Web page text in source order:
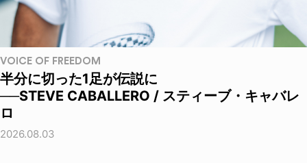
VOICE OF FREEDOM
半分に切った1足が伝説に
──STEVE CABALLERO / スティーブ・キャバレ
ロ
2026.08.03